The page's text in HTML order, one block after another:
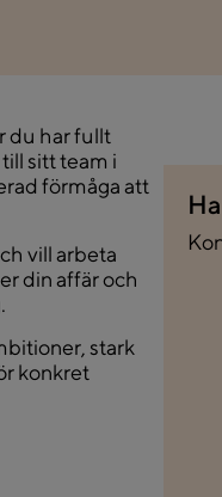
du har fullt
sitt team i
förmåga att
vill arbeta
din affär och
stark
konkret